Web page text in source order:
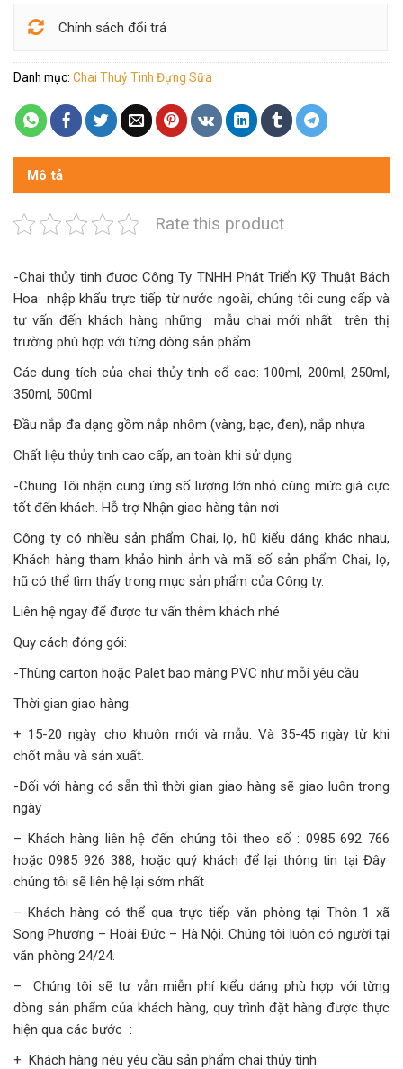
Chính sách đổi trả
Danh mục: Chai Thuỷ Tinh Đựng Sữa
Mô tả
Rate this product
-Chai thủy tinh đươc Công Ty TNHH Phát Triển Kỹ Thuật Bách
Hoa nhập khẩu trực tiếp từ nước ngoài, chúng tôi cung cấp và
tư vấn đến khách hàng những mẫu chai mới nhất trên thị
trường phù hợp với từng dòng sản phẩm
Các dung tích của chai thủy tinh cổ cao: 100ml, 200ml, 250ml,
350ml, 500ml
Đầu nắp đa dạng gồm nắp nhôm (vàng, bạc, đen), nắp nhựa
Chất liệu thủy tinh cao cấp, an toàn khi sử dụng
-Chung Tôi nhận cung ứng số lượng lớn nhỏ cùng mức giá cực
tốt đến khách. Hỗ trợ Nhận giao hàng tận nơi
Công ty có nhiều sản phẩm Chai, lọ, hũ kiểu dáng khác nhau,
Khách hàng tham khảo hình ảnh và mã số sản phẩm Chai, lọ,
hũ có thể tìm thấy trong mục sản phẩm của Công ty.
Liên hệ ngay để được tư vấn thêm khách nhé
Quy cách đóng gói:
-Thùng carton hoặc Palet bao màng PVC như mỗi yêu cầu
Thời gian giao hàng:
+ 15-20 ngày :cho khuôn mới và mẫu. Và 35-45 ngày từ khi
chốt mẫu và sản xuất.
-Đối với hàng có sẵn thì thời gian giao hàng sẽ giao luôn trong
ngày
– Khách hàng liên hệ đến chúng tôi theo số : 0985 692 766
hoặc 0985 926 388, hoặc quý khách để lại thông tin tại Đây
chúng tôi sẽ liên hệ lại sớm nhất
– Khách hàng có thể qua trực tiếp văn phòng tại Thôn 1 xã
Song Phương – Hoài Đức – Hà Nội. Chúng tôi luôn có người tại
văn phòng 24/24.
– Chúng tôi sẽ tư vẫn miễn phí kiểu dáng phù hợp với từng
dòng sản phẩm của khách hàng, quy trình đặt hàng được thực
hiện qua các bước :
+ Khách hàng nêu yêu cầu sản phẩm chai thủy tinh